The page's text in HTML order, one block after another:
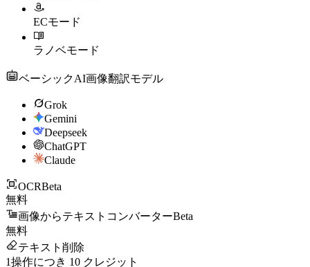
ECモード
ラノベモード
ベーシックAI画像翻訳モデル
Grok
Gemini
Deepseek
ChatGPT
Claude
OCRBeta
無料
画像からテキストコンバーターBeta
無料
テキスト削除
1操作につき 10 クレジット